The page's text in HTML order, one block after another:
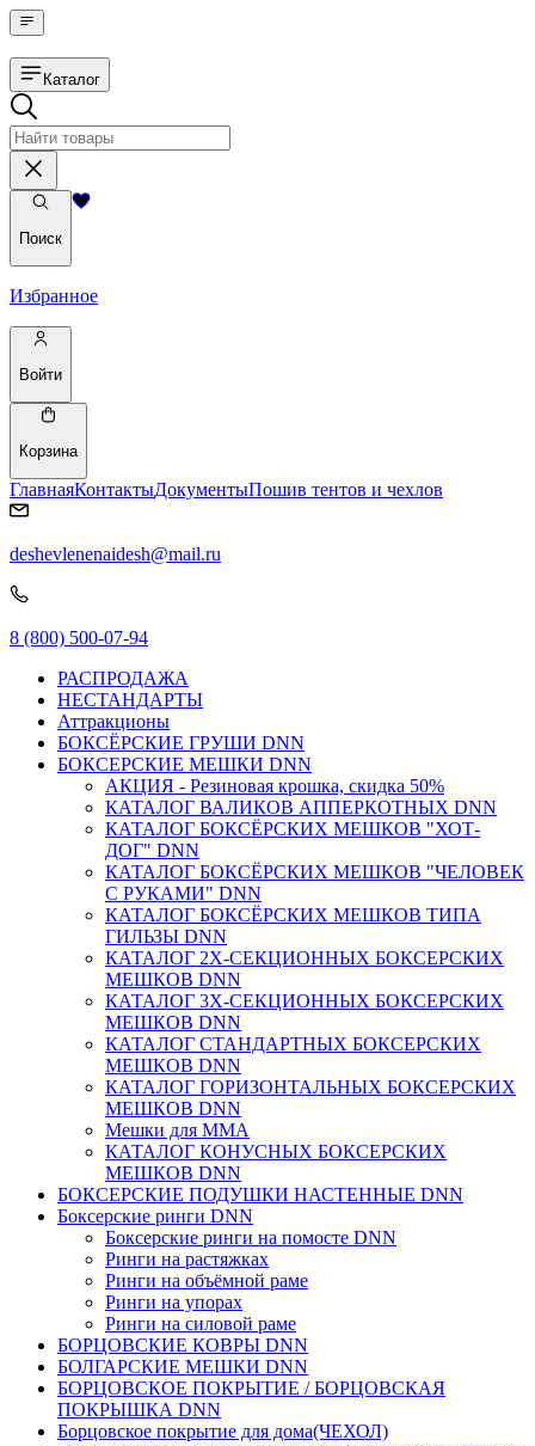
Каталог
Поиск
Избранное
Войти
Корзина
ГлавнаяКонтактыДокументыПошив тентов и чехлов
deshevlenenaidesh@mail.ru
8 (800) 500-07-94
РАСПРОДАЖА
НЕСТАНДАРТЫ
Аттракционы
БОКСЁРСКИЕ ГРУШИ DNN
БОКСЕРСКИЕ МЕШКИ DNN
АКЦИЯ - Резиновая крошка, скидка 50%
КАТАЛОГ ВАЛИКОВ АППЕРКОТНЫХ DNN
КАТАЛОГ БОКСЁРСКИХ МЕШКОВ "ХОТ-
ДОГ" DNN
КАТАЛОГ БОКСЁРСКИХ МЕШКОВ "ЧЕЛОВЕК
С РУКАМИ" DNN
КАТАЛОГ БОКСЁРСКИХ МЕШКОВ ТИПА
ГИЛЬЗЫ DNN
КАТАЛОГ 2Х-СЕКЦИОННЫХ БОКСЕРСКИХ
МЕШКОВ DNN
КАТАЛОГ 3Х-СЕКЦИОННЫХ БОКСЕРСКИХ
МЕШКОВ DNN
КАТАЛОГ СТАНДАРТНЫХ БОКСЕРСКИХ
МЕШКОВ DNN
КАТАЛОГ ГОРИЗОНТАЛЬНЫХ БОКСЕРСКИХ
МЕШКОВ DNN
Мешки для ММА
КАТАЛОГ КОНУСНЫХ БОКСЕРСКИХ
МЕШКОВ DNN
БОКСЕРСКИЕ ПОДУШКИ НАСТЕННЫЕ DNN
Боксерские ринги DNN
Боксерские ринги на помосте DNN
Ринги на растяжках
Ринги на объёмной раме
Ринги на упорах
Ринги на силовой раме
БОРЦОВСКИЕ КОВРЫ DNN
БОЛГАРСКИЕ МЕШКИ DNN
БОРЦОВСКОЕ ПОКРЫТИЕ / БОРЦОВСКАЯ
ПОКРЫШКА DNN
Борцовское покрытие для дома(ЧЕХОЛ)